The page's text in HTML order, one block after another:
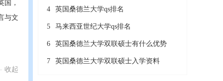
国，
与文
收起
4 英国桑德兰大学qs排名
5 马来西亚世纪大学qs排名
6 英国桑德兰大学双联硕士有什么优势
7 英国桑德兰大学双联硕士入学资料